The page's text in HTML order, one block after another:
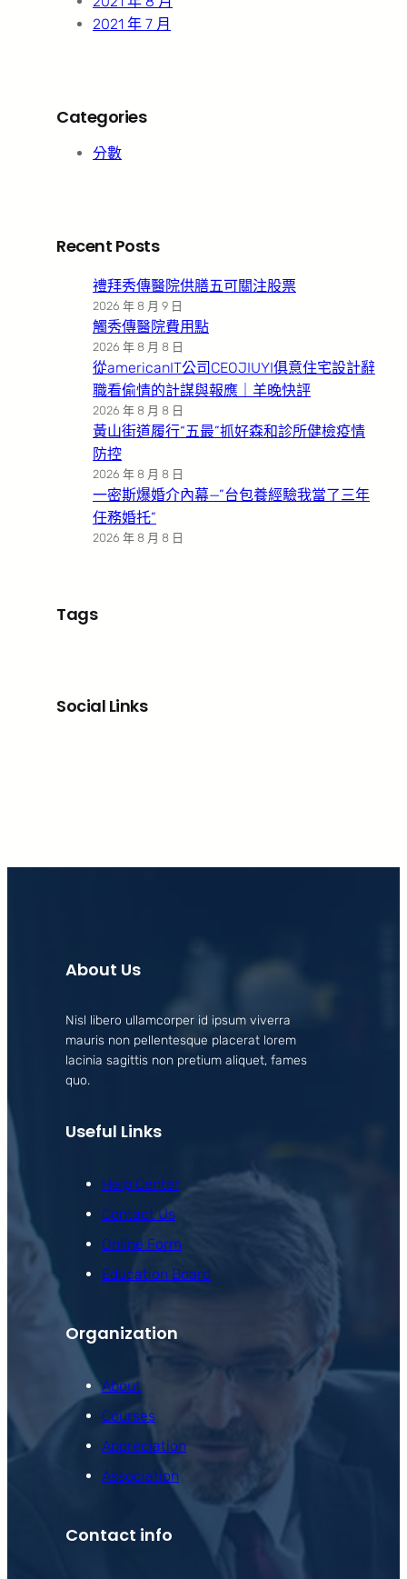
2021 年 7 月
Categories
分數
Recent Posts
禮拜秀傳醫院供膳五可關注股票
2026 年 8 月 9 日
觸秀傳醫院費用點
2026 年 8 月 8 日
從americanIT公司CEOJIUYI俱意住宅設計辭
職看偷情的計謀與報應｜羊晚快評
2026 年 8 月 8 日
黃山街道履行“五最”抓好森和診所健檢疫情
防控
2026 年 8 月 8 日
一密斯爆婚介內幕—”台包養經驗我當了三年
任務婚托”
2026 年 8 月 8 日
Tags
Social Links
About Us
Nisl libero ullamcorper id ipsum viverra
mauris non pellentesque placerat lorem
lacinia sagittis non pretium aliquet, fames
quo.
Useful Links
Help Center
Contact Us
Online Form
Education Board
Organization
About
Courses
Appreciation
Association
Contact info